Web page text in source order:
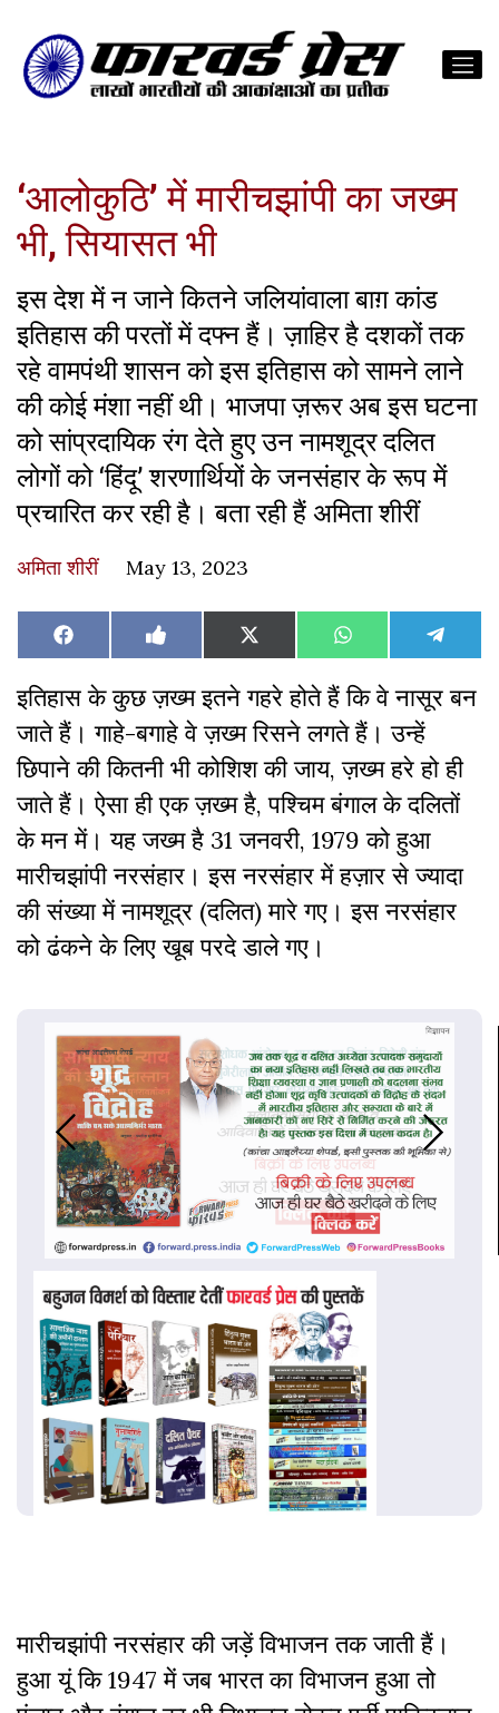
‘आलोकुठि’ में मारीचझांपी का जख्म
भी, सियासत भी
इस देश में न जाने कितने जलियांवाला बाग़ कांड
इतिहास की परतों में दफ्न हैं। ज़ाहिर है दशकों तक
रहे वामपंथी शासन को इस इतिहास को सामने लाने
की कोई मंशा नहीं थी। भाजपा ज़रूर अब इस घटना
को सांप्रदायिक रंग देते हुए उन नामशूद्र दलित
लोगों को ‘हिंदू’ शरणार्थियों के जनसंहार के रूप में
प्रचारित कर रही है। बता रही हैं अमिता शीरीं
अमिता शीरीं May 13, 2023
Share
on
Facebook Share
on
Like
on
Facebook
Share
on
X
(Twitter)
Share
on
WhatsAppShare
on
इतिहास के कुछ ज़ख्म इतने गहरे होते हैं कि वे नासूर बन
जाते हैं। गाहे-बगाहे वे ज़ख्म रिसने लगते हैं। उन्हें
छिपाने की कितनी भी कोशिश की जाय, ज़ख्म हरे हो ही
जाते हैं। ऐसा ही एक ज़ख्म है, पश्चिम बंगाल के दलितों
के मन में। यह जख्म है 31 जनवरी, 1979 को हुआ
मारीचझांपी नरसंहार । इस नरसंहार में हज़ार से ज्यादा
की संख्या में नामशूद्र (दलित) मारे गए। इस नरसंहार
को ढंकने के लिए खूब परदे डाले गए ।
मारीचझांपी नरसंहार की जड़ें विभाजन तक जाती हैं ।
हुआ यूं कि 1947 में जब भारत का विभाजन हुआ तो